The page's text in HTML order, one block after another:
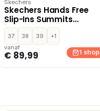
Skechers
Skechers Hands Free
Slip-Ins Summits
instapschoenen –
Groen
37 38 39
+1
vanaf
€ 89,99 1 shop